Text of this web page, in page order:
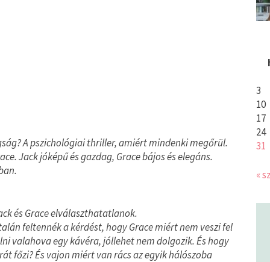
A pszichológiai thriller, amiért mindenki megőrül.
Jack jóképű és gazdag, Grace bájos és elegáns.
és Grace elválaszthatatlanok.
feltennék a kérdést, hogy Grace miért nem veszi fel
valahova egy kávéra, jóllehet nem dolgozik. És hogy
főzi? És vajon miért van rács az egyik hálószoba
3
10
17
24
31
«